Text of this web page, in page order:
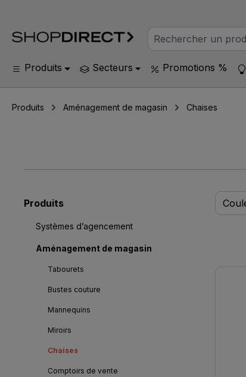
Produits Secteurs Promotions %
Produits Aménagement de magasin Chaises
Produits
Systèmes d’agencement
Aménagement de magasin
Tabourets
Bustes couture
Mannequins
Miroirs
Chaises
Comptoirs de vente